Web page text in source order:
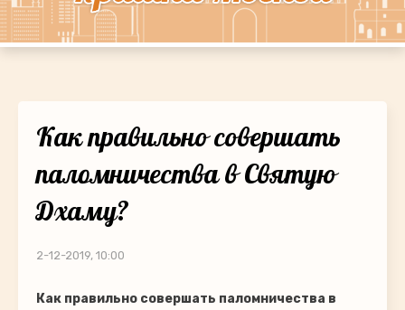
Как правильно совершать
паломничества в Святую
Дхаму?
2-12-2019, 10:00
Как правильно совершать паломничества в